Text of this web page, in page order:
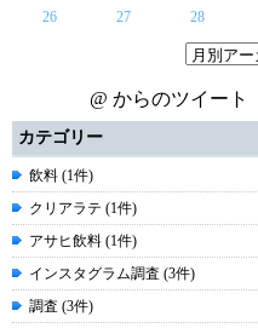
26
27 28
@ からのツイート
カテゴリー
飲料 (1件)
クリアラテ (1件)
アサヒ飲料 (1件)
インスタグラム調査 (3件)
調査 (3件)